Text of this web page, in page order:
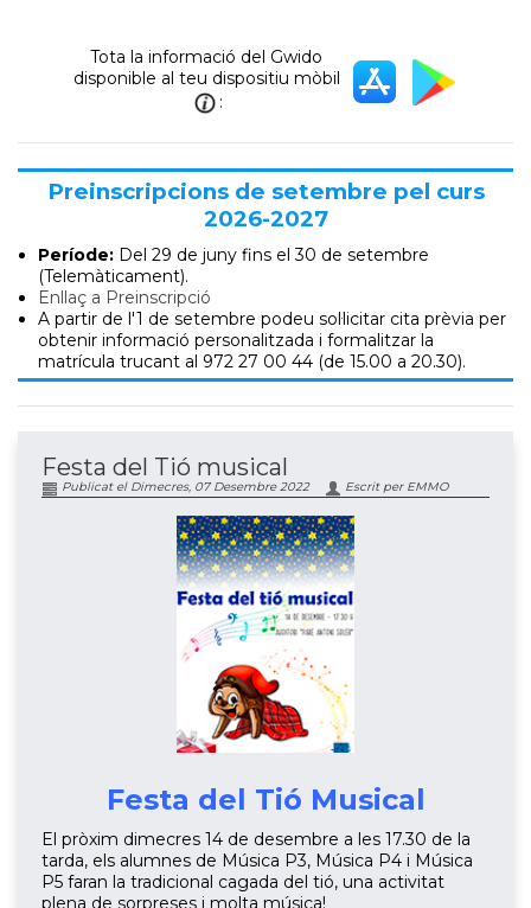
Tota la informació del Gwido
disponible al teu dispositiu mòbil
:
Preinscripcions de setembre pel curs
2026-2027
Període: Del 29 de juny fins el 30 de setembre
(Telemàticament).
Enllaç a Preinscripció
A partir de l'1 de setembre podeu sol·licitar cita prèvia per
obtenir informació personalitzada i formalitzar la
matrícula trucant al 972 27 00 44 (de 15.00 a 20.30).
Festa del Tió musical
Publicat el Dimecres, 07 Desembre 2022 Escrit per EMMO
Festa del Tió Musical
El pròxim dimecres 14 de desembre a les 17.30 de la
tarda, els alumnes de Música P3, Música P4 i Música
P5 faran la tradicional cagada del tió, una activitat